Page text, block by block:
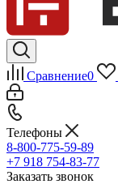
Сравнение0
Телефоны
8-800-775-59-89
+7 918 754-83-77
Заказать звонок